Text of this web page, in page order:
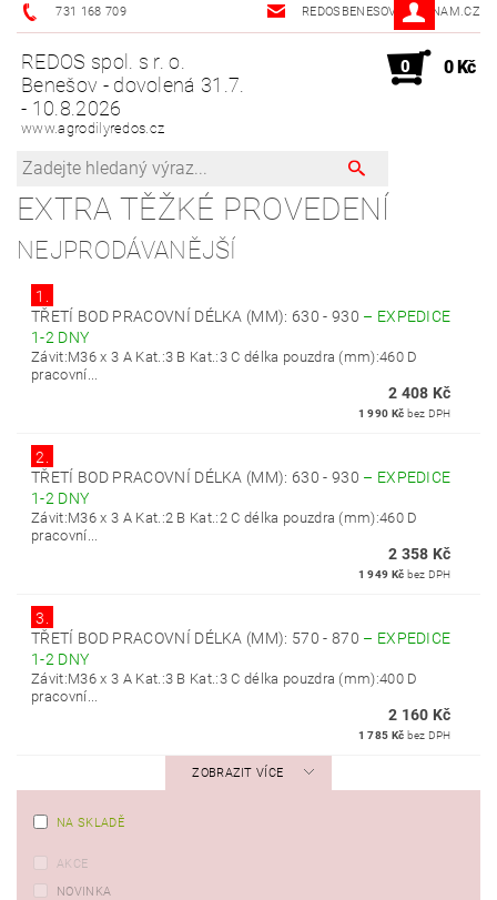
731 168 709 REDOSBENESOV@SEZNAM.CZ
REDOS spol. s r. o.
Benešov - dovolená 31.7.
- 10.8.2026
www.agrodilyredos.cz
0 0 Kč
EXTRA TĚŽKÉ PROVEDENÍ
NEJPRODÁVANĚJŠÍ
1.
TŘETÍ BOD PRACOVNÍ DÉLKA (MM): 630 - 930 – EXPEDICE
1-2 DNY
Závit:M36 x 3 A Kat.:3 B Kat.:3 C délka pouzdra (mm):460 D
pracovní...
2 408 Kč
1 990 Kč bez DPH
2.
TŘETÍ BOD PRACOVNÍ DÉLKA (MM): 630 - 930 – EXPEDICE
1-2 DNY
Závit:M36 x 3 A Kat.:2 B Kat.:2 C délka pouzdra (mm):460 D
pracovní...
2 358 Kč
1 949 Kč bez DPH
3.
TŘETÍ BOD PRACOVNÍ DÉLKA (MM): 570 - 870 – EXPEDICE
1-2 DNY
Závit:M36 x 3 A Kat.:3 B Kat.:3 C délka pouzdra (mm):400 D
pracovní...
2 160 Kč
1 785 Kč bez DPH
ZOBRAZIT VÍCE
NA SKLADĚ
AKCE
NOVINKA